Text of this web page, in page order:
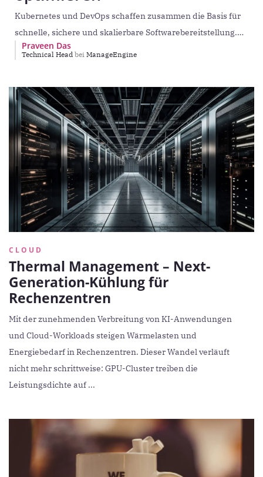
Kubernetes und DevOps schaffen zusammen die Basis für
schnelle, sichere und skalierbare Softwarebereitstellung.
Kubernetes automatisiert Deployments, Skalierung,
Praveen Das
Technical Head bei ManageEngine
CLOUD
Thermal Management – Next-
Generation-Kühlung für
Rechenzentren
Mit der zunehmenden Verbreitung von KI-Anwendungen
und Cloud-Workloads steigen Wärmelasten und
Energiebedarf in Rechenzentren. Dieser Wandel verläuft
nicht mehr schrittweise: GPU-Cluster treiben die
Leistungsdichte auf ...